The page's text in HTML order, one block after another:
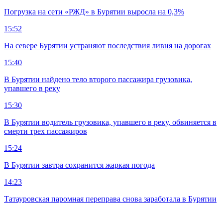
Погрузка на сети «РЖД» в Бурятии выросла на 0,3%
15:52
На севере Бурятии устраняют последствия ливня на дорогах
15:40
В Бурятии найдено тело второго пассажира грузовика,
упавшего в реку
15:30
В Бурятии водитель грузовика, упавшего в реку, обвиняется в
смерти трех пассажиров
15:24
В Бурятии завтра сохранится жаркая погода
14:23
Татауровская паромная переправа снова заработала в Бурятии